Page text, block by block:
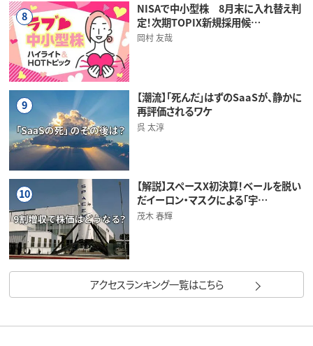
8
NISAで中小型株 8月末に入れ替え判
定！次期TOPIX新規採用候…
岡村 友哉
9
【潮流】「死んだ」はずのSaaSが、静かに
再評価されるワケ
呉 太淳
10
【解説】スペースX初決算！ベールを脱い
だイーロン・マスクによる「宇…
茂木 春輝
アクセスランキング一覧はこちら